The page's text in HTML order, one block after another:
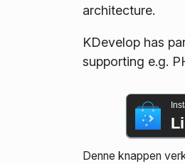
architecture.
KDevelop has
supporting e.g.
Denne knappen